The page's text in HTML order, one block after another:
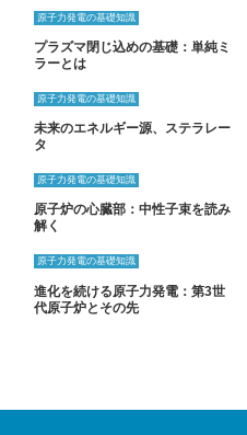
原子力発電の基礎知識
プラズマ閉じ込めの基礎：単純ミ
ラーとは
原子力発電の基礎知識
未来のエネルギー源、ステラレー
タ
原子力発電の基礎知識
原子炉の心臓部：中性子束を読み
解く
原子力発電の基礎知識
進化を続ける原子力発電：第3世
代原子炉とその先